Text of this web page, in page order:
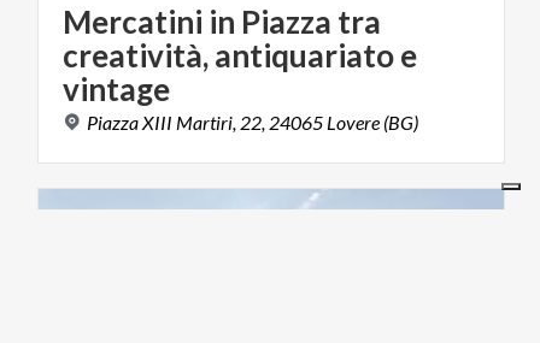
Mercatini in Piazza tra
creatività, antiquariato e
vintage
Piazza XIII Martiri, 22, 24065 Lovere (BG)